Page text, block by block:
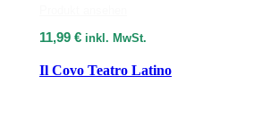
11,99 € inkl. MwSt.
Il Covo Teatro Latino